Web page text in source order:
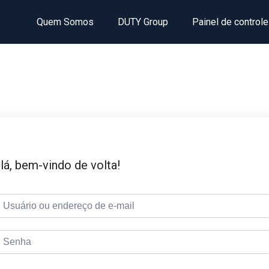
Quem Somos DUTY Group Painel de controle
bem-vindo de volta!